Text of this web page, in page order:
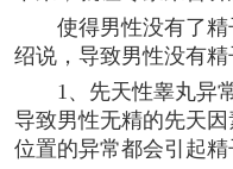
使得男性没有了
绍说，导致男性没有精
1、先天性睾丸异
导致男性无精的先天
位置的异常都会引起精